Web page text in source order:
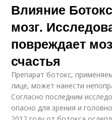
Влияние
мозг.
повреждает
счастья
Препарат ботокс,
лице, может нанести
Согласно последним
опасно для зрения и